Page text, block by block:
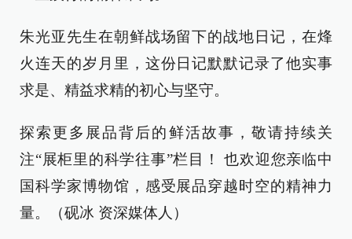
朱光亚先生在朝鲜战场留下的战地日记，在烽
火连天的岁月里，这份日记默默记录了他实事
求是、精益求精的初心与坚守。
探索更多展品背后的鲜活故事，敬请持续关
注“展柜里的科学往事”栏目！ 也欢迎您亲临中
国科学家博物馆，感受展品穿越时空的精神力
量。（砚冰 资深媒体人）